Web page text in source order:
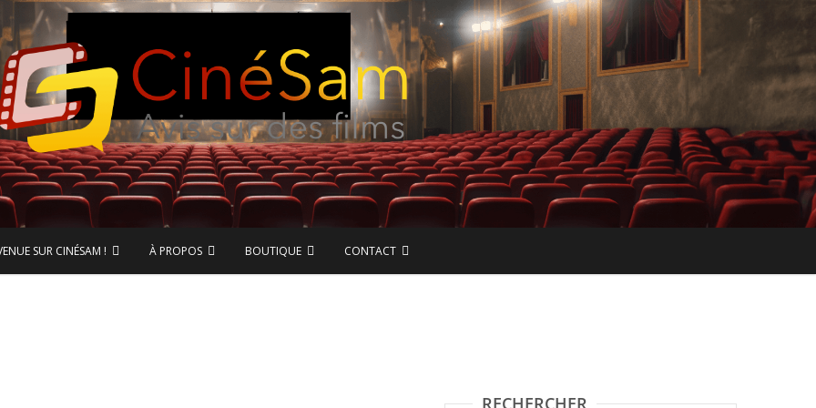
de données CinéSam
SUR CINÉSAM ! À PROPOS BOUTIQUE CONTACT
RECHERCHER